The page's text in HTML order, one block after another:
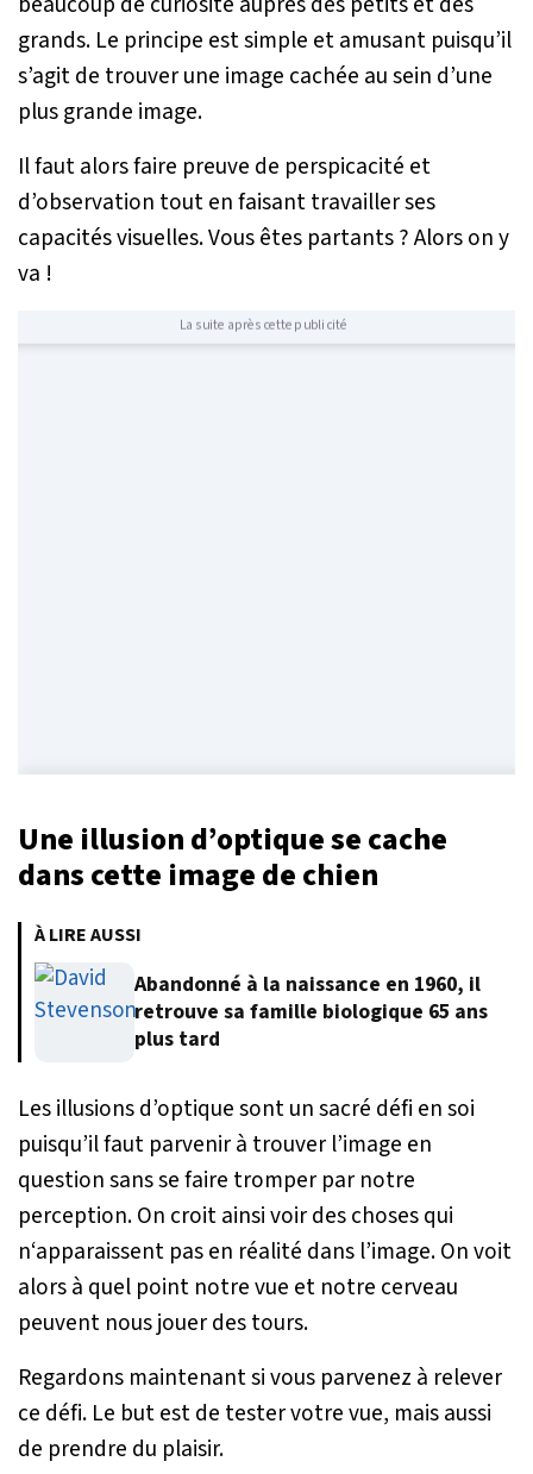
grands. Le principe est simple et amusant puisqu’il
s’agit de trouver une image cachée au sein d’une
plus grande image.
Il faut alors faire preuve de perspicacité et
d’observation tout en faisant travailler ses
capacités visuelles. Vous êtes partants ? Alors on y
va !
La suite après cette publicité
Une illusion d’optique se cache
dans cette image de chien
À LIRE AUSSI
Abandonné à la naissance en 1960, il
retrouve sa famille biologique 65 ans
plus tard
Les illusions d’optique sont un sacré défi en soi
puisqu’il faut parvenir à trouver l’image en
question sans se faire tromper par notre
perception. On croit ainsi voir des choses qui
n‘apparaissent pas en réalité dans l’image. On voit
alors à quel point notre vue et notre cerveau
peuvent nous jouer des tours.
Regardons maintenant si vous parvenez à relever
ce défi. Le but est de tester votre vue, mais aussi
de prendre du plaisir.